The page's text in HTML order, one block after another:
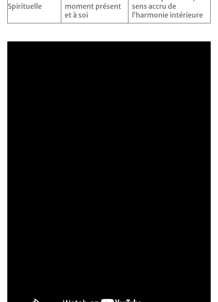
Spirituelle
moment présent
et à soi
sens accru de
l’harmonie intérieure